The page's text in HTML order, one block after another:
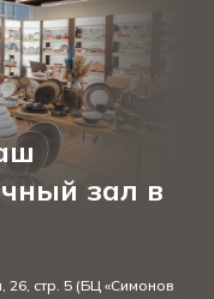
зал в
стр. 5 (БЦ «Симонов